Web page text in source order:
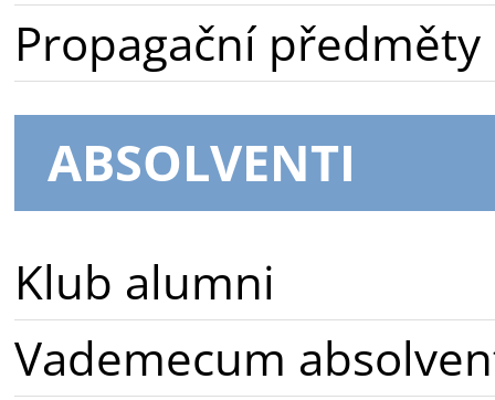
Propagační předměty
ABSOLVENTI
Klub alumni
Vademecum